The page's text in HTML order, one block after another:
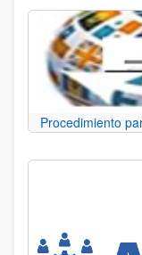
Procedimiento